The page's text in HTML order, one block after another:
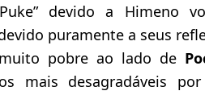
devido a Himeno
puramente a seus
pobre ao lado de
mais desagradáveis